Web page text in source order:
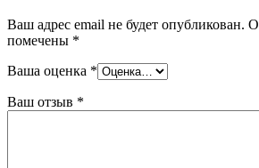
Ваш адрес email не будет опубликован.
помечены *
Ваша оценка *
Ваш отзыв *